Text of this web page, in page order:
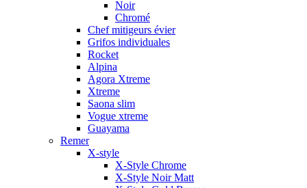
Noir
Chromé
Chef mitigeurs évier
Grifos individuales
Rocket
Alpina
Agora Xtreme
Xtreme
Saona slim
Vogue xtreme
Guayama
Remer
X-style
X-Style Chrome
X-Style Noir Matt